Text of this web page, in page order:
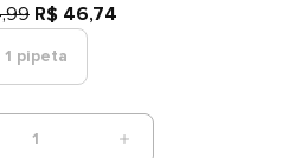
R$ 46,74
1 pipeta
1